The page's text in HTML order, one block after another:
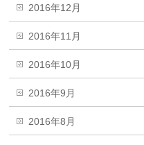
2016年12月
2016年11月
2016年10月
2016年9月
2016年8月